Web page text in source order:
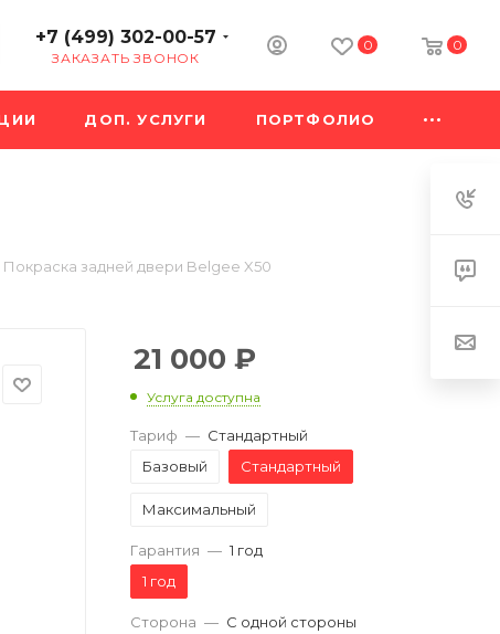
+7 (499) 302-00-57
ЗАКАЗАТЬ ЗВОНОК
0 0
ДОП. УСЛУГИ ПОРТФОЛИО
Покраска задней двери Belgee X50
21 000 ₽
Услуга доступна
Тариф — Стандартный
Базовый
Стандартный
Максимальный
Гарантия — 1 год
1 год
Сторона — С одной стороны